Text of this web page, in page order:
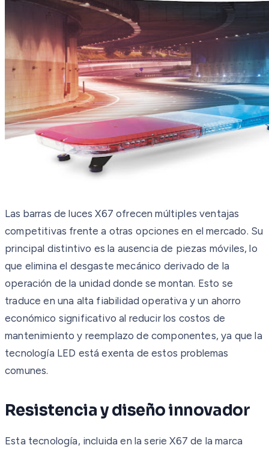
Las barras de luces X67 ofrecen múltiples ventajas
competitivas frente a otras opciones en el mercado. Su
principal distintivo es la ausencia de piezas móviles, lo
que elimina el desgaste mecánico derivado de la
operación de la unidad donde se montan. Esto se
traduce en una alta fiabilidad operativa y un ahorro
económico significativo al reducir los costos de
mantenimiento y reemplazo de componentes, ya que la
tecnología LED está exenta de estos problemas
comunes.
Resistencia y diseño innovador
Esta tecnología, incluida en la serie X67 de la marca